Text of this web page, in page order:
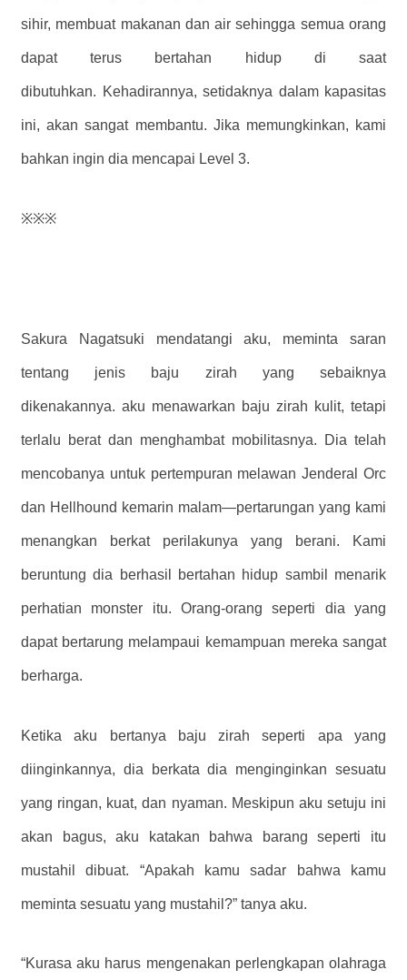
sihir, membuat makanan dan air sehingga semua orang
dapat terus bertahan hidup di saat
dibutuhkan. Kehadirannya, setidaknya dalam kapasitas
ini, akan sangat membantu. Jika memungkinkan, kami
bahkan ingin dia mencapai Level 3.
※※※
Sakura Nagatsuki mendatangi aku, meminta saran
tentang jenis baju zirah yang sebaiknya
dikenakannya. aku menawarkan baju zirah kulit, tetapi
terlalu berat dan menghambat mobilitasnya. Dia telah
mencobanya untuk pertempuran melawan Jenderal Orc
dan Hellhound kemarin malam—pertarungan yang kami
menangkan berkat perilakunya yang berani. Kami
beruntung dia berhasil bertahan hidup sambil menarik
perhatian monster itu. Orang-orang seperti dia yang
dapat bertarung melampaui kemampuan mereka sangat
berharga.
Ketika aku bertanya baju zirah seperti apa yang
diinginkannya, dia berkata dia menginginkan sesuatu
yang ringan, kuat, dan nyaman. Meskipun aku setuju ini
akan bagus, aku katakan bahwa barang seperti itu
mustahil dibuat. “Apakah kamu sadar bahwa kamu
meminta sesuatu yang mustahil?” tanya aku.
“Kurasa aku harus mengenakan perlengkapan olahraga